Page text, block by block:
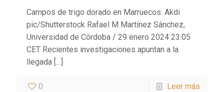
Campos de trigo dorado en Marruecos. Akdi
pic/Shutterstock Rafael M Martínez Sánchez,
Universidad de Córdoba / 29 enero 2024 23:05
CET Recientes investigaciones apuntan a la
llegada […]
0 Leer más